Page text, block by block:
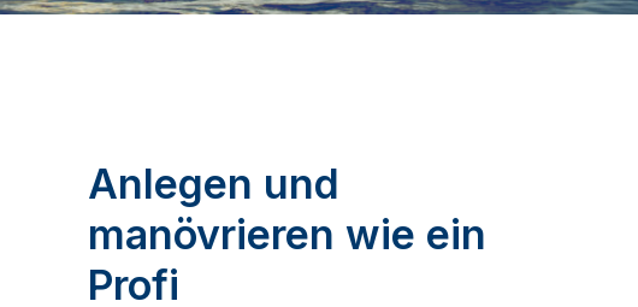
Anlegen und
manövrieren wie ein
Profi